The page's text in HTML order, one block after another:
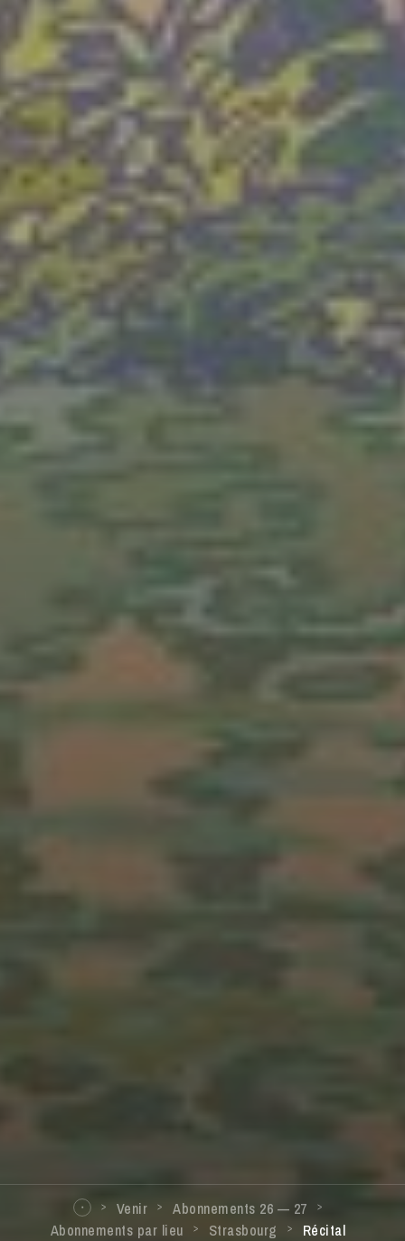
Venir
Abonnements 26 — 27
Abonnements par lieu
Strasbourg Récital